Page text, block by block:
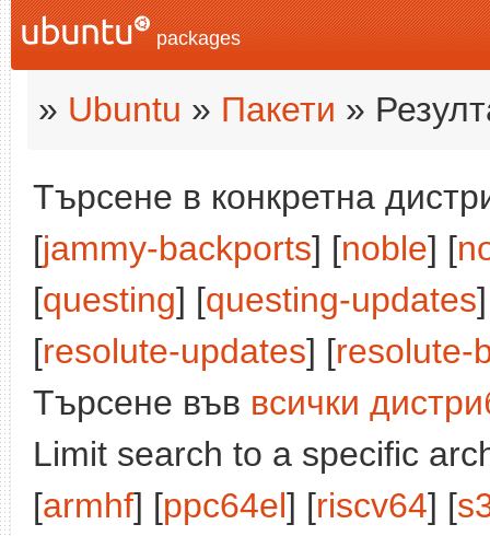
packages
» Ubuntu » Пакети »
Търсене в конкретна
[jammy-backports] [noble] [
[questing] [questing-updates
[resolute-updates] [resolute-
Търсене във всички
Limit search to a specific
[armhf] [ppc64el] [riscv64] [